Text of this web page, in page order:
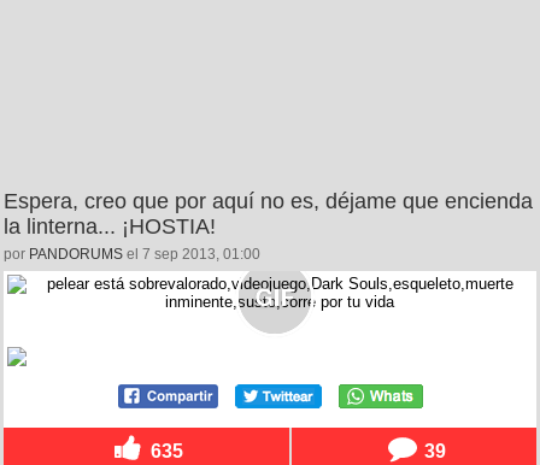
Espera, creo que por aquí no es, déjame que encienda
la linterna... ¡HOSTIA!
por PANDORUMS el 7 sep 2013, 01:00
635 39